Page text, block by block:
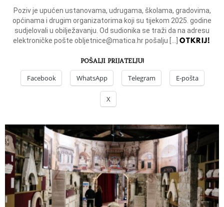
Poziv je upućen ustanovama, udrugama, školama, gradovima,
općinama i drugim organizatorima koji su tijekom 2025. godine
sudjelovali u obilježavanju. Od sudionika se traži da na adresu
elektroničke pošteobljetnice@matica.hrpošalju […]OTKRIJ!
POŠALJI PRIJATELJU!
Facebook WhatsApp Telegram E-pošta
X